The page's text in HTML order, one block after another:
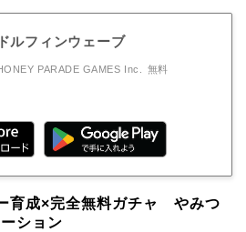
ドルフィンウェーブ
PARADE GAMES Inc. 無料
育成×完全無料ガチャ やみつ
ション